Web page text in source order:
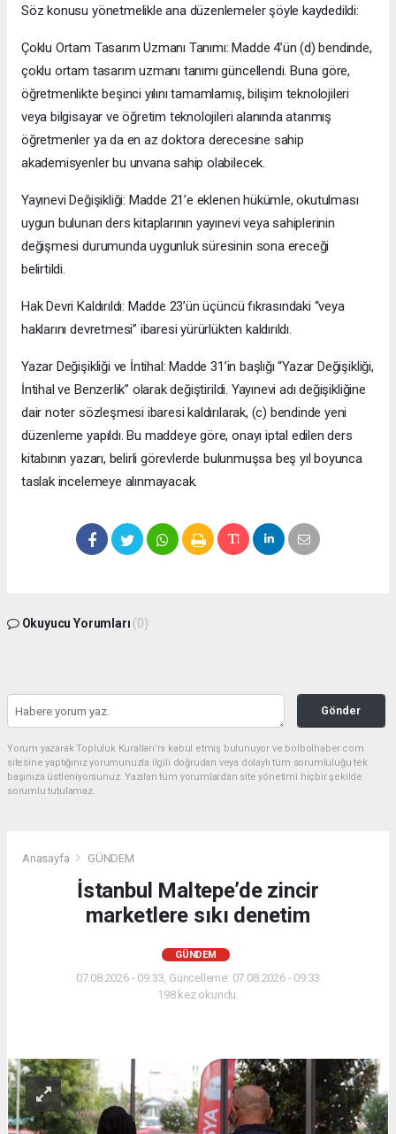
Söz konusu yönetmelikle ana düzenlemeler şöyle kaydedildi:
Çoklu Ortam Tasarım Uzmanı Tanımı: Madde 4’ün (d) bendinde,
çoklu ortam tasarım uzmanı tanımı güncellendi. Buna göre,
öğretmenlikte beşinci yılını tamamlamış, bilişim teknolojileri
veya bilgisayar ve öğretim teknolojileri alanında atanmış
öğretmenler ya da en az doktora derecesine sahip
akademisyenler bu unvana sahip olabilecek.
Yayınevi Değişikliği: Madde 21’e eklenen hükümle, okutulması
uygun bulunan ders kitaplarının yayınevi veya sahiplerinin
değişmesi durumunda uygunluk süresinin sona ereceği
belirtildi.
Hak Devri Kaldırıldı: Madde 23’ün üçüncü fıkrasındaki “veya
haklarını devretmesi” ibaresi yürürlükten kaldırıldı.
Yazar Değişikliği ve İntihal: Madde 31’in başlığı “Yazar Değişikliği,
İntihal ve Benzerlik” olarak değiştirildi. Yayınevi adı değişikliğine
dair noter sözleşmesi ibaresi kaldırılarak, (c) bendinde yeni
düzenleme yapıldı. Bu maddeye göre, onayı iptal edilen ders
kitabının yazarı, belirli görevlerde bulunmuşsa beş yıl boyunca
taslak incelemeye alınmayacak.
Okuyucu Yorumları (0)
Gönder
Yorum yazarak Topluluk Kuralları’nı kabul etmiş bulunuyor ve bolbolhaber.com
sitesine yaptığınız yorumunuzla ilgili doğrudan veya dolaylı tüm sorumluluğu tek
başınıza üstleniyorsunuz. Yazılan tüm yorumlardan site yönetimi hiçbir şekilde
sorumlu tutulamaz.
Anasayfa GÜNDEM
İstanbul Maltepe’de zincir
marketlere sıkı denetim
GÜNDEM
07.08.2026 - 09:33, Güncelleme: 07.08.2026 - 09:33
198 kez okundu.